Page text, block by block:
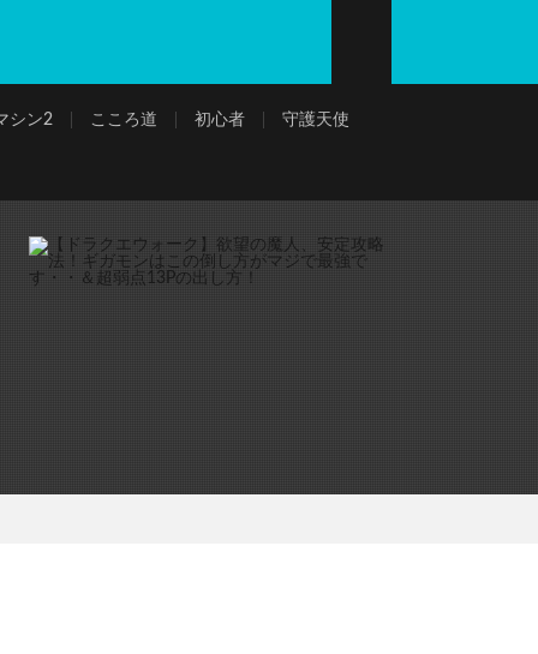
シン2 こころ道 初心者 守護天使